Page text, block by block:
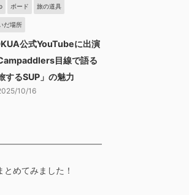
ボード 旅の道具
だ場所
公式YouTubeに出演
目線で語る
するSUP」の魅力
10/16
とめてみました！